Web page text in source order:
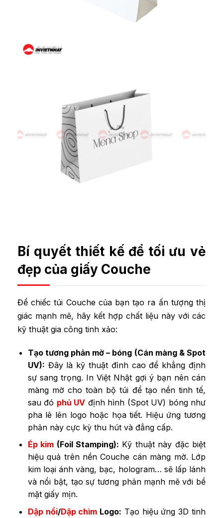
Bí quyết thiết kế để tối ưu vẻ
đẹp của giấy Couche
Để chiếc túi Couche của bạn tạo ra ấn tượng thị
giác mạnh mẽ, hãy kết hợp chất liệu này với các
kỹ thuật gia công tinh xảo:
Tạo tương phản mờ – bóng (Cán màng & Spot
UV): Đây là kỹ thuật đỉnh cao để khẳng định
sự sang trọng. In Việt Nhật gợi ý bạn nên cán
màng mờ cho toàn bộ túi để tạo nền tinh tế,
sau đó phủ UV định hình (Spot UV) bóng như
pha lê lên logo hoặc họa tiết. Hiệu ứng tương
phản này cực kỳ thu hút và đẳng cấp.
Ép kim (Foil Stamping): Kỹ thuật này đặc biệt
hiệu quả trên nền Couche cán màng mờ. Lớp
kim loại ánh vàng, bạc, hologram… sẽ lấp lánh
và nổi bật, tạo sự tương phản mạnh mẽ với bề
mặt giấy mịn.
Dập nổi/Dập chìm Logo: Tạo hiệu ứng 3D tinh